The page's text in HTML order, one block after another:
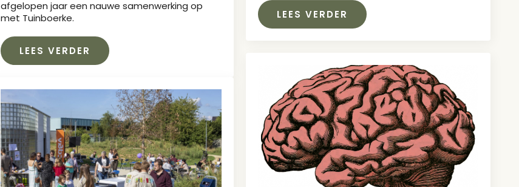
LEES VERDER
afgelopen jaar een nauwe samenwerking op
met Tuinboerke.
LEES VERDER